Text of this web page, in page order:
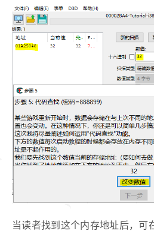
当读者找到这个内存地址后，可